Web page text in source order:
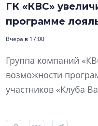
ГК «КВС»
программе
Вчера в 17:00
Группа компаний
возможности
участников «Клуба